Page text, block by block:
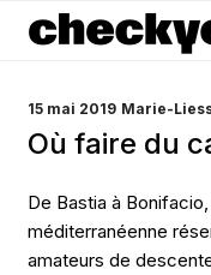
PUBLIÉ
15 mai 2019 Marie-
Où faire du
De Bastia à
méditerranéenne
amateurs de